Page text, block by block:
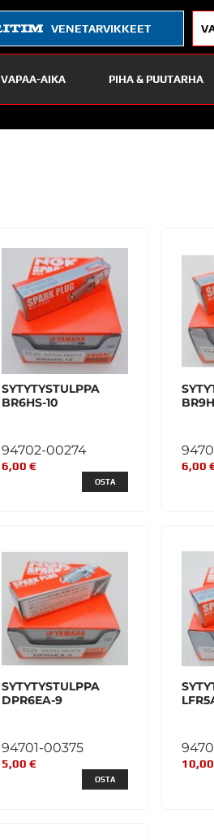
VENETARVIKKEET
VAPAA-AIKA PIHA & PUUTARHA
SYTYTYSTULPPA
BR6HS-10
94702-00274
6,00 €
OSTA
6,00
SYTYTYSTULPPA
DPR6EA-9
94701-00375
5,00 €
OSTA